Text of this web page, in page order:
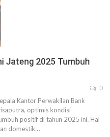
Jateng 2025 Tumbuh
0
Kantor Perwakilan Bank
optimis kondisi
positif di tahun 2025 ini. Hal
domestik…